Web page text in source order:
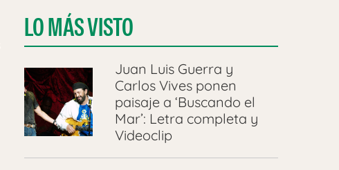
LO MÁS VISTO
Juan Luis Guerra y
Carlos Vives ponen
paisaje a ‘Buscando el
Mar’: Letra completa y
Videoclip